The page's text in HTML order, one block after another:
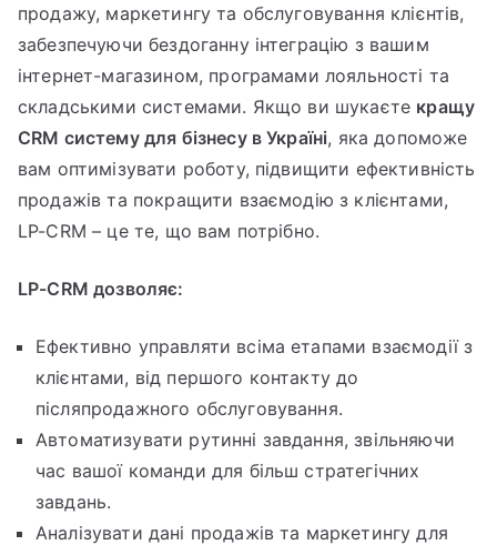
продажу, маркетингу та обслуговування клієнтів,
забезпечуючи бездоганну інтеграцію з вашим
інтернет-магазином, програмами лояльності та
складськими системами. Якщо ви шукаєте кращу
CRM систему для бізнесу в Україні, яка допоможе
вам оптимізувати роботу, підвищити ефективність
продажів та покращити взаємодію з клієнтами,
LP-CRM – це те, що вам потрібно.
LP-CRM дозволяє:
Ефективно управляти всіма етапами взаємодії з
клієнтами, від першого контакту до
післяпродажного обслуговування.
Автоматизувати рутинні завдання, звільняючи
час вашої команди для більш стратегічних
завдань.
Аналізувати дані продажів та маркетингу для